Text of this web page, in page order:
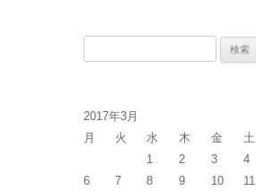
2017年3月
月
火 水 木 金 土
1
2 3 4
6
7 8 9 10 11